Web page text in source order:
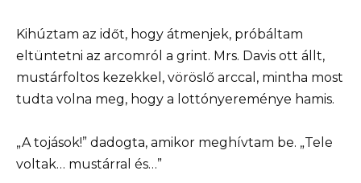
Kihúztam az időt, hogy átmenjek, próbáltam
eltüntetni az arcomról a grint. Mrs. Davis ott állt,
mustárfoltos kezekkel, vöröslő arccal, mintha most
tudta volna meg, hogy a lottónyereménye hamis.
„A tojások!” dadogta, amikor meghívtam be. „Tele
voltak… mustárral és…”